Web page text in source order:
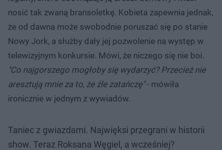
nosić tak zwaną bransoletkę. Kobieta zapewnia jednak,
że od dawna może swobodnie poruszać się po stanie
Nowy Jork, a służby dały jej pozwolenie na występ w
telewizyjnym konkursie. Mówi, że niczego się nie boi.
"Co najgorszego mogłoby się wydarzyć? Przecież nie
aresztują mnie za to, że źle zatańczę"- mówiła
ironicznie w jednym z wywiadów.
Taniec z gwiazdami. Najwięksi przegrani w historii
show. Teraz Roksana Węgiel, a wcześniej?